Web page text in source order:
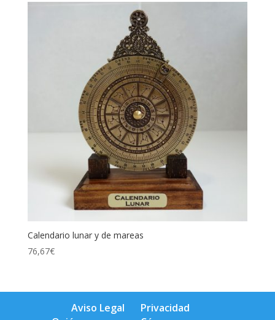
Calendario lunar y de mareas
76,67€
Aviso Legal
Privacidad